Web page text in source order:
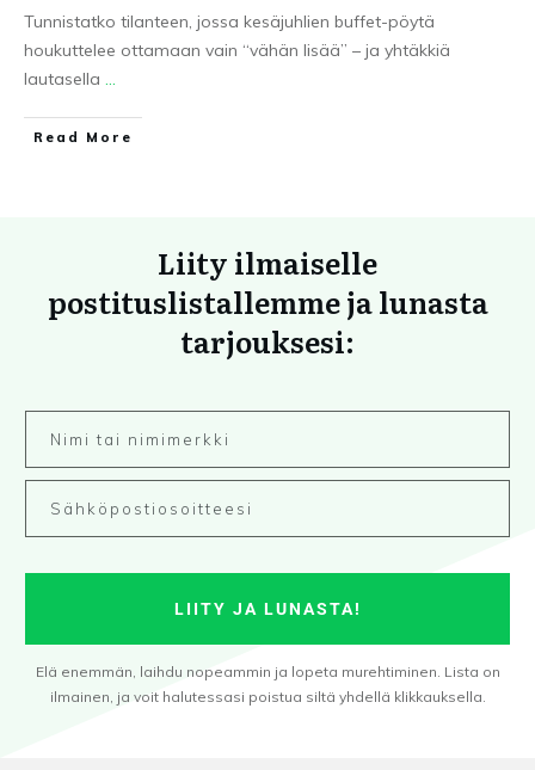
Tunnistatko tilanteen, jossa kesäjuhlien buffet-pöytä
houkuttelee ottamaan vain “vähän lisää” – ja yhtäkkiä
lautasella ...
Read More
Liity ilmaiselle
postituslistallemme ja lunasta
tarjouksesi:
LIITY JA LUNASTA!
Elä enemmän, laihdu nopeammin ja lopeta murehtiminen. Lista on
ilmainen, ja voit halutessasi poistua siltä yhdellä klikkauksella.